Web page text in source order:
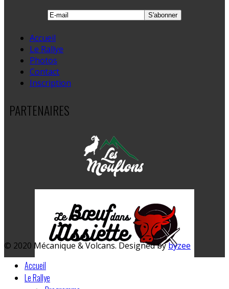
Accueil
Le Rallye
Photos
Contact
Inscription
PARTENAIRES
© 2020 Mécanique & Volcans. Designed bybyzee
Accueil
Le Rallye